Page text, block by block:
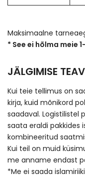
Maksimaalne
* See ei hõlma meie
JÄLGIMISE
Kui teie tellimus on
kirja, kuid mõnikord
saadaval. Logistilistel
saata eraldi pakkides
kombineeritud
Kui teil on muid
me anname endast
*Me ei saada